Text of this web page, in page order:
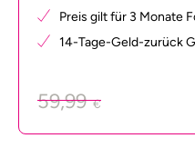
Preis gilt für 3 Monate
14-Tage-Geld-zurück
59,99 €